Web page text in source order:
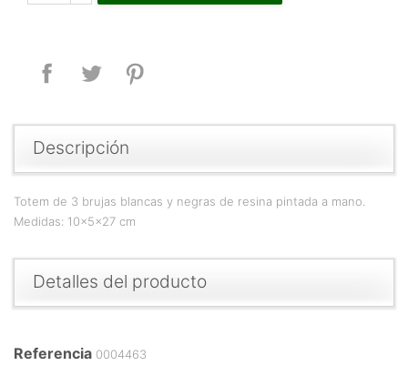
CompartirTuitear
Descripción
Totem de 3 brujas blancas y negras de resina pintada a mano.
Medidas: 10x5x27 cm
Detalles del producto
Referencia 0004463